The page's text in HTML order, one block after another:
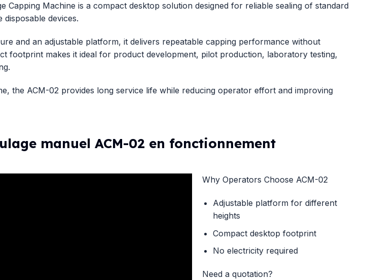
Capping Machine is a compact desktop solution designed for reliable sealing of standard
disposable devices.
and an adjustable platform, it delivers repeatable capping performance without
footprint makes it ideal for product development, pilot production, laboratory testing,
the ACM-02 provides long service life while reducing operator effort and improving
manuel ACM-02 en fonctionnement
Why Operators Choose ACM-02
Adjustable platform for different
heights
Compact desktop footprint
No electricity required
Need a quotation?